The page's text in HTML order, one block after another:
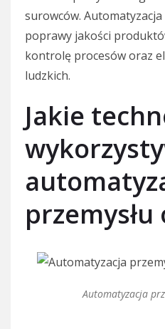
surowców.
poprawy jakości
kontrolę procesów oraz
ludzkich.
Jakie
Automatyzacja